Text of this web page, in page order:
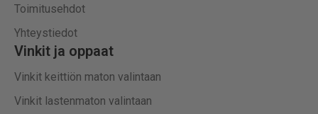
Toimitusehdot
Yhteystiedot
Vinkit ja oppaat
Vinkit keittiön maton valintaan
Vinkit lastenmaton valintaan